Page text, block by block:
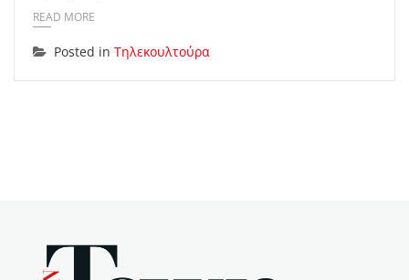
READ MORE
Posted in Τηλεκουλτούρα